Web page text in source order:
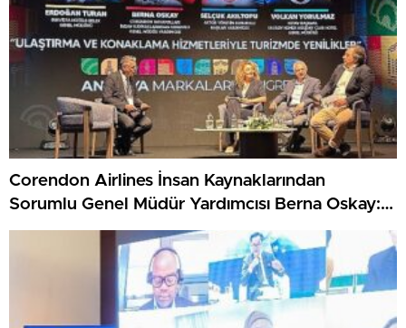
Corendon Airlines İnsan Kaynaklarından
Sorumlu Genel Müdür Yardımcısı Berna Oskay:
“Z kuşağına yapılan yatırım, turizmin geleceğine
yapılan yatırımdır”